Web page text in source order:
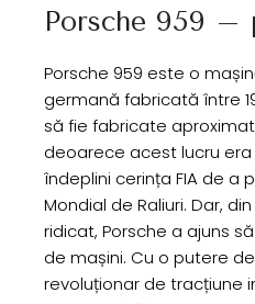
Porsche 959 –
Porsche 959 este o
germană fabricată între
să fie fabricate
deoarece acest lucru
îndeplini cerința FIA de a
Mondial de Raliuri. Dar,
ridicat, Porsche a ajuns
de mașini. Cu o putere
revoluționar de tracțiune